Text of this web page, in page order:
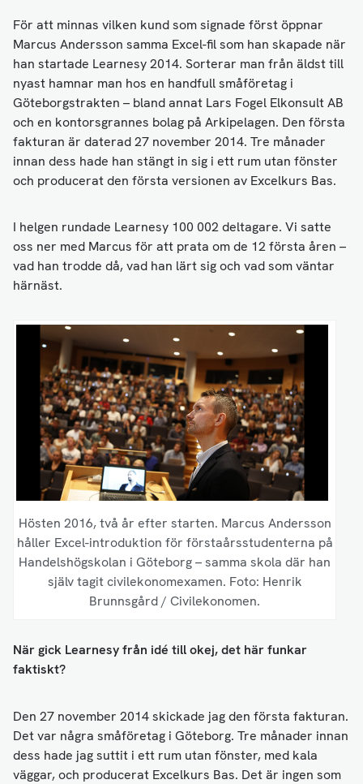
För att minnas vilken kund som signade först öppnar
Marcus Andersson samma Excel-fil som han skapade när
han startade Learnesy 2014. Sorterar man från äldst till
nyast hamnar man hos en handfull småföretag i
Göteborgstrakten – bland annat Lars Fogel Elkonsult AB
och en kontorsgrannes bolag på Arkipelagen. Den första
fakturan är daterad 27 november 2014. Tre månader
innan dess hade han stängt in sig i ett rum utan fönster
och producerat den första versionen av Excelkurs Bas.
I helgen rundade Learnesy 100 002 deltagare. Vi satte
oss ner med Marcus för att prata om de 12 första åren –
vad han trodde då, vad han lärt sig och vad som väntar
härnäst.
Hösten 2016, två år efter starten. Marcus Andersson
håller Excel-introduktion för förstaårsstudenterna på
Handelshögskolan i Göteborg – samma skola där han
själv tagit civilekonomexamen. Foto: Henrik
Brunnsgård / Civilekonomen.
När gick Learnesy från idé till okej, det här funkar
faktiskt?
Den 27 november 2014 skickade jag den första fakturan.
Det var några småföretag i Göteborg. Tre månader innan
dess hade jag suttit i ett rum utan fönster, med kala
väggar, och producerat Excelkurs Bas. Det är ingen som